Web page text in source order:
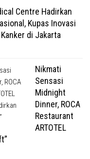
Centre Hadirkan
Kupas Inovasi
di Jakarta
Nikmati
Sensasi
Midnight
Dinner, ROCA
Restaurant
ARTOTEL